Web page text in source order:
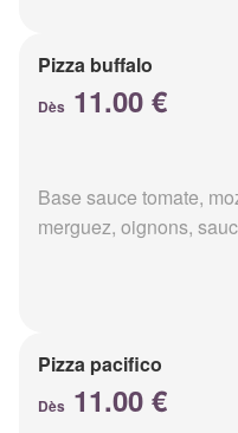
Pizza buffalo
Dès 11.00 €
Base sauce tomate,
merguez, oignons,
Pizza pacifico
Dès 11.00 €